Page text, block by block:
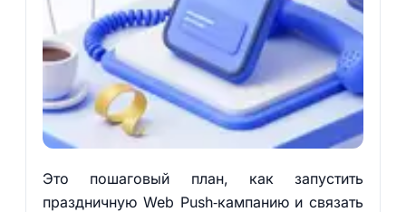
Это пошаговый план, как запустить
праздничную Web Push‑кампанию и связать